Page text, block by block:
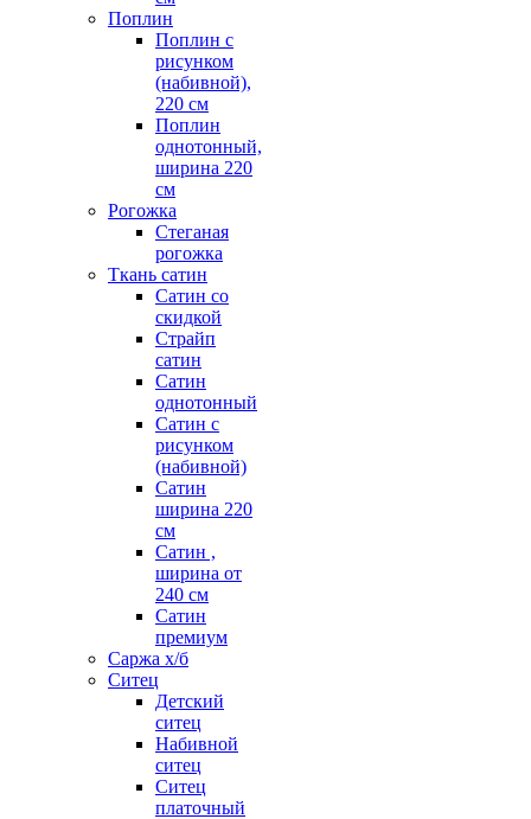
Поплин
Поплин с
рисунком
(набивной),
220 см
Поплин
однотонный,
ширина 220
см
Рогожка
Стеганая
рогожка
Ткань сатин
Сатин со
скидкой
Страйп
сатин
Сатин
однотонный
Сатин с
рисунком
(набивной)
Сатин
ширина 220
см
Сатин ,
ширина от
240 см
Сатин
премиум
Саржа х/б
Ситец
Детский
ситец
Набивной
ситец
Ситец
платочный